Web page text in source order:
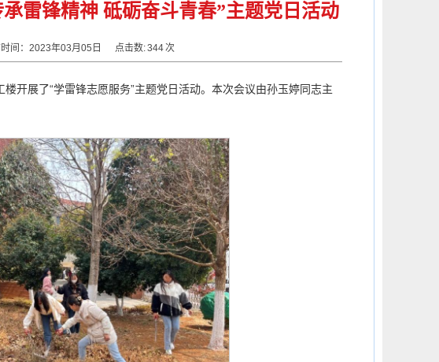
雷锋精神 砥砺奋斗青春”主题党日活动
间：2023年03月05日 点击数:344次
开展了“学雷锋志愿服务”主题党日活动。本次会议由孙玉婷同志主